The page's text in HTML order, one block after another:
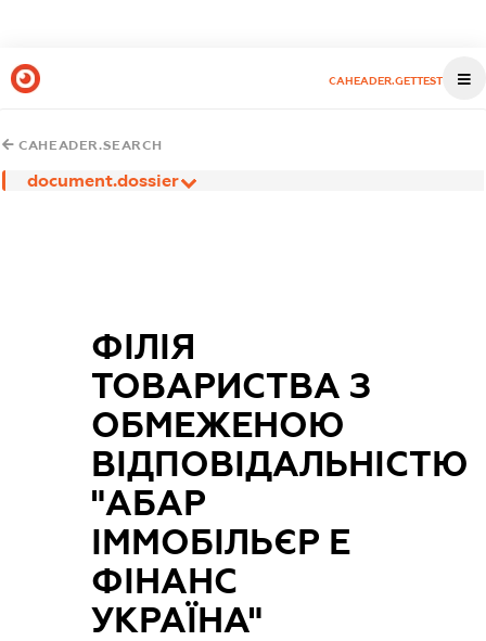
CAHEADER.GETTEST
CAHEADER.SEARCH
document.dossier
ФІЛІЯ
ТОВАРИСТВА З
ОБМЕЖЕНОЮ
ВІДПОВІДАЛЬНІСТЮ
"АБАР
ІММОБІЛЬЄР Е
ФІНАНС
УКРАЇНА"